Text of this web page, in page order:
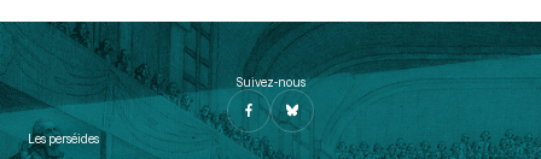
Suivez-nous
Les perséides